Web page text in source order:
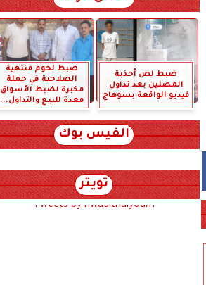
ضبط لص أحذية
المصلين بعد تداول
فيديو الواقعة بسوهاج
ضبط لحوم منتهية
الصلاحية في حملة
مكبرة لضبط الأسواق
معدة للبيع والتداول...
الفيس بوك
تويتر
Tweets by hwadithalyoum